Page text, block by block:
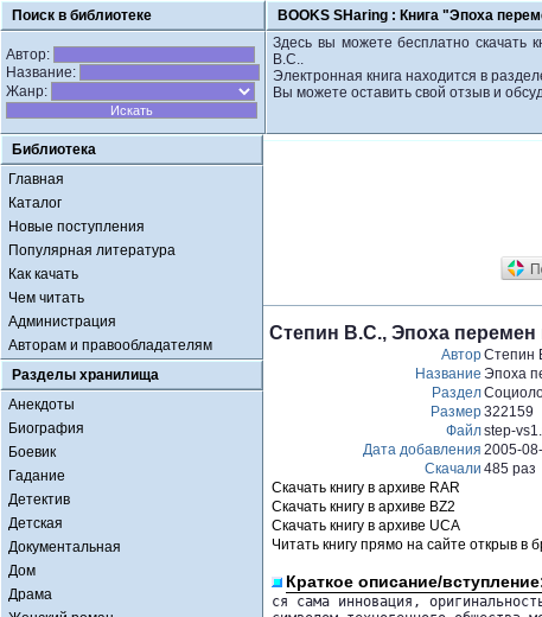
Поиск в библиотеке BOOKS SHaring : Книга "Эпоха
Автор:
Название:
Жанр:
Здесь вы можете бесплатно скачать
В.С..
Электронная книга находится в
Вы можете оставить свой отзыв и
Библиотека
Главная
Каталог
Новые поступления
Популярная литература
Как качать
Чем читать
Администрация
Авторам и правообладателям
Разделы хранилища
Анекдоты
Биография
Боевик
Гадание
Детектив
Детская
Документальная
Дом
Драма
Степин В.С., Эпоха перемен
АвторСтепин
Название Эпоха
Раздел
Размер322159
Файлstep-
Дата добавления 2005-
Скачали 485 раз
Скачать книгу в архиве RAR
Скачать книгу в архиве BZ2
Скачать книгу в архиве UCA
Читать книгу прямо на сайте открыв в
Краткое описание/
ся сама инновация,